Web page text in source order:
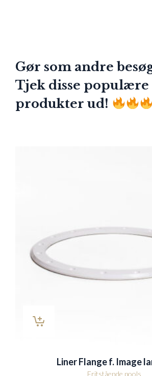
Gør som andre
Tjek disse populære
produkter ud!
Liner Flange f. Image
Fritstående pools